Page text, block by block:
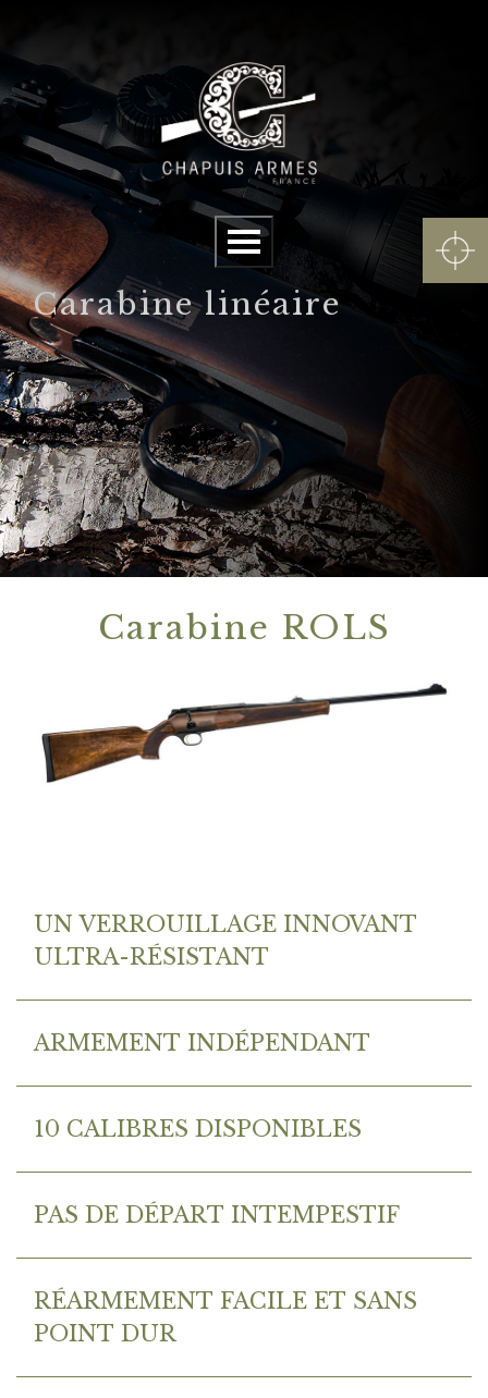
Menu
Carabine linéaire
Carabine ROLS
UN VERROUILLAGE INNOVANT
ULTRA-RÉSISTANT
ARMEMENT INDÉPENDANT
10 CALIBRES DISPONIBLES
PAS DE DÉPART INTEMPESTIF
RÉARMEMENT FACILE ET SANS
POINT DUR